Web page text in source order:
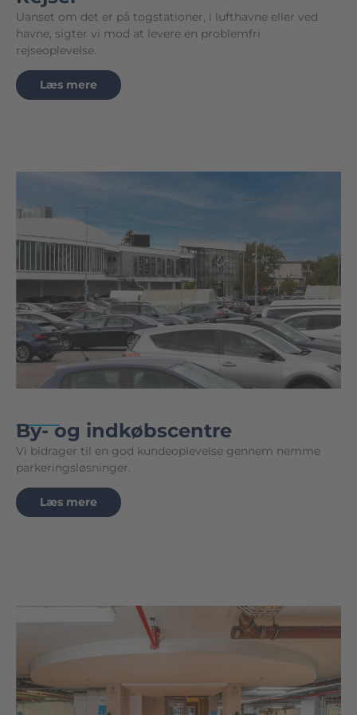
Uanset om det er på togstationer, i lufthavne eller ved
havne, sigter vi mod at levere en problemfri
rejseoplevelse.
Læs mere
By- og indkøbscentre
Vi bidrager til en god kundeoplevelse gennem nemme
parkeringsløsninger.
Læs mere